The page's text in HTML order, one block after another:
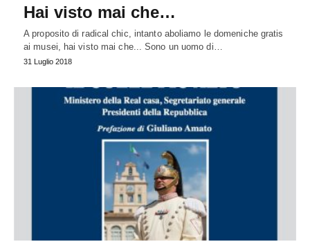
Hai visto mai che…
A proposito di radical chic, intanto aboliamo le domeniche gratis
ai musei, hai visto mai che... Sono un uomo di…
31 Luglio 2018